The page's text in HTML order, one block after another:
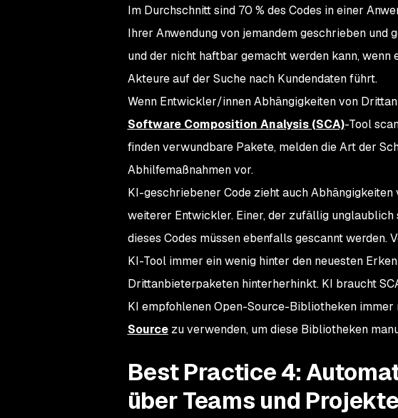
Im Durchschnitt sind 70 % des Codes in einer
Ihrer Anwendung von jemandem geschrieben und
und der nicht haftbar gemacht werden kann,
Akteure auf der Suche nach Kundendaten führt.
Wenn Entwickler/innen Abhängigkeiten von
Software Composition Analysis (SCA)-Tool
finden verwundbare Pakete, melden die Art der
Abhilfemaßnahmen vor.
KI-geschriebener Code ziehtauchAbhängigkeiten
weiterer Entwickler. Einer, der zufällig
dieses Codes müssen ebenfalls gescannt werden.
KI-Tool immer ein wenig hinter den neuesten
Drittanbieterpaketen hinterherhinkt. KI braucht
KI empfohlenen Open-Source-Bibliotheken
Sourcezu verwenden, um diese Bibliotheken
Best Practice 4:
über Teams und